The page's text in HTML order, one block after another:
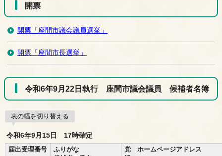
開票
開票「座間市議会議員選挙」
開票「座間市長選挙」
令和6年9月22日執行 座間市議会議員 候補者名簿
表の幅を切り替える
令和6年9月15日 17時確定
届出受理番号
ふりがな
党
ホームページアドレス